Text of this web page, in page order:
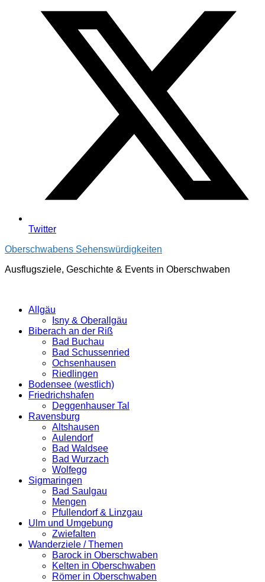
Twitter
Oberschwabens Sehenswürdigkeiten
Ausflugsziele, Geschichte & Events in Oberschwaben
Allgäu
Isny & Oberallgäu
Biberach an der Riß
Bad Buchau
Bad Schussenried
Ochsenhausen
Riedlingen
Bodensee (westlich)
Friedrichshafen
Deggenhauser Tal
Ravensburg
Altshausen
Aulendorf
Bad Waldsee
Bad Wurzach
Wolfegg
Sigmaringen
Bad Saulgau
Mengen
Pfullendorf & Linzgau
Ulm und Umgebung
Zwiefalten
Wanderziele / Themen
Barock in Oberschwaben
Kelten in Oberschwaben
Römer in Oberschwaben